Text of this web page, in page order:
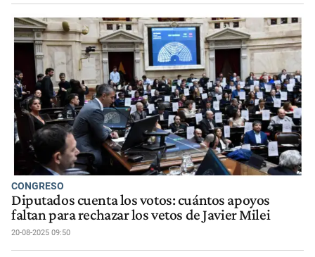
CONGRESO
Diputados cuenta los votos: cuántos apoyos
faltan para rechazar los vetos de Javier Milei
20-08-2025 09:50